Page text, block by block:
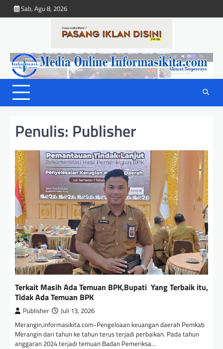
to
Sab, Agu 8, 2026
Penulis: Publisher
Terkait Masih Ada Temuan BPK,Bupati Yang Terbaik itu,
Tidak Ada Temuan BPK
Publisher Juli 13, 2026
Merangin,informasikita.com-Pengeloaan keuangan daerah Pemkab
Merangin dari tahun ke tahun terus terjadi perbaikan. Pada tahun
anggaran 2024 terjadi temuan Badan Pemeriksa…